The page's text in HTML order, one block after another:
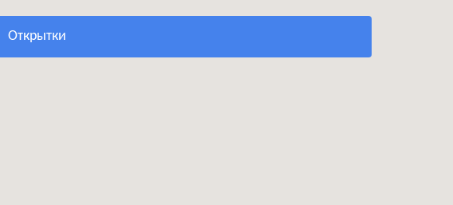
открытки